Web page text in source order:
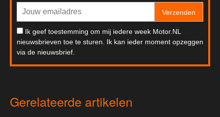
Verzenden
Ik geef toestemming om mij iedere week Motor.NL
nieuwsbrieven toe te sturen. Ik kan ieder moment opzeggen
via de nieuwsbrief.
Gerelateerde artikelen